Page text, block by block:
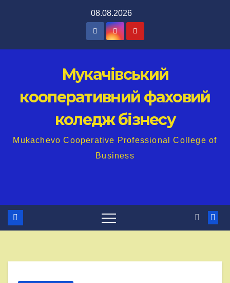
08.08.2026
Мукачівський
кооперативний фаховий
коледж бізнесу
Mukachevo Cooperative Professional College of
Business